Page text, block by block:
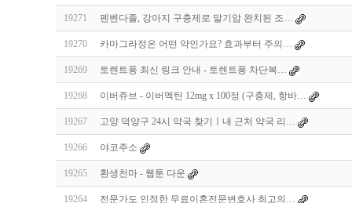
19271 펜벤다졸, 강아지 구충제로 말기암 완치된 조…
19270 카마그라정은 어떤 약인가요? 효과부터 주의…
19269 토렌트퐁 최신 링크 안내 - 토렌트퐁 차단복…
19268 이버쥬브 - 이버멕틴 12mg x 100정 (구충제, 항바…
19267 고양 덕양구 24시 약국 찾기ㅣ내 근처 약국 리…
19266 야코주소
19265 환생천마 - 웹툰 다운
19264 전문가도 인정한 무료이혼전문변호사 최고의…